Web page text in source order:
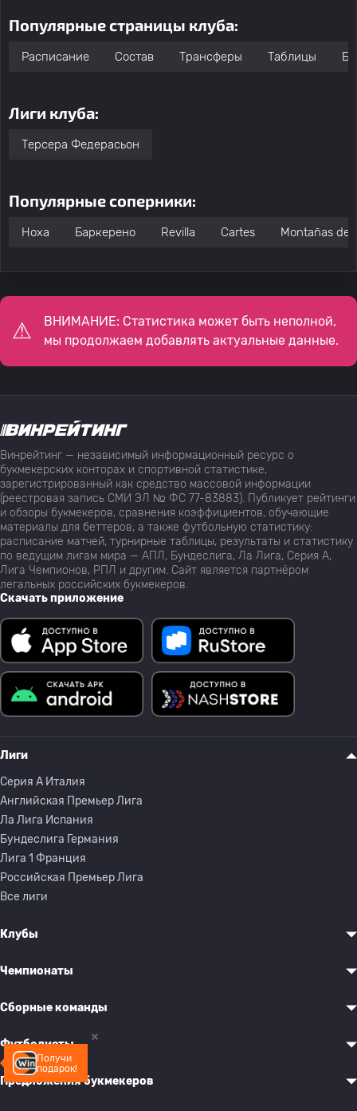
Популярные страницы клуба:
Расписание Состав Трансферы Таблицы
Лиги клуба:
Терсера Федерасьон
Популярные соперники:
Ноха Баркерено Revilla Cartes Montañas del
ВНИМАНИЕ: Статистика может быть неполной,
мы продолжаем добавлять актуальные данные.
Получи
подарок!
Винрейтинг — независимый информационный ресурс о
букмекерских конторах и спортивной статистике,
зарегистрированный как средство массовой информации
(реестровая запись СМИ ЭЛ № ФС 77-83883). Публикует рейтинги
и обзоры букмекеров, сравнения коэффициентов, обучающие
материалы для беттеров, а также футбольную статистику:
расписание матчей, турнирные таблицы, результаты и статистику
по ведущим лигам мира — АПЛ, Бундеслига, Ла Лига, Серия А,
Лига Чемпионов, РПЛ и другим. Сайт является партнёром
легальных российских букмекеров.
Скачать приложение
Лиги
Серия A Италия
Английская Премьер Лига
Ла Лига Испания
Бундеслига Германия
Лига 1 Франция
Российская Премьер Лига
Все лиги
Клубы
Чемпионаты
Сборные команды
Футболисты
Предложения букмекеров